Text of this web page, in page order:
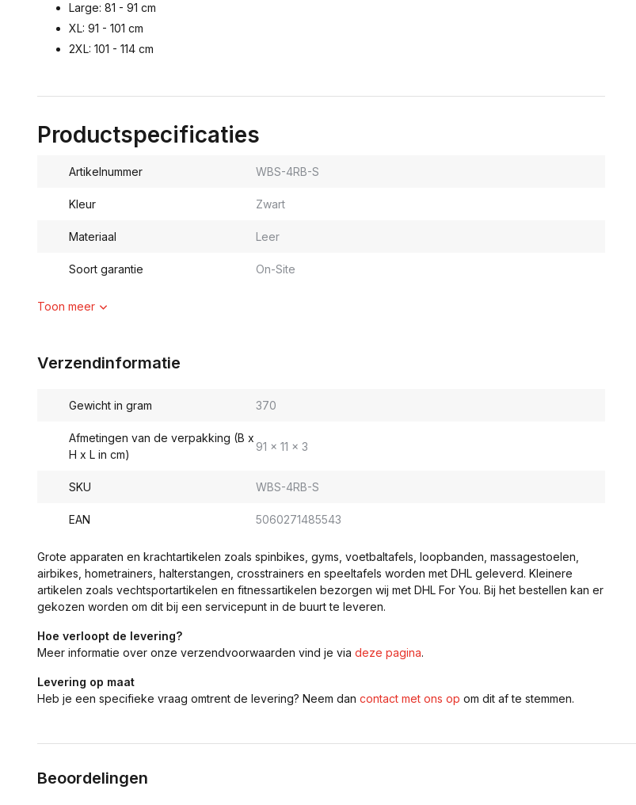
Large: 81 - 91 cm
XL: 91 - 101 cm
2XL: 101 - 114 cm
Productspecificaties
Artikelnummer WBS-4RB-S
Kleur Zwart
Materiaal Leer
Soort garantie On-Site
Toon meer
Verzendinformatie
Gewicht in gram 370
Afmetingen van de verpakking (B x
H x L in cm)
91 x 11 x 3
SKU WBS-4RB-S
EAN 5060271485543
Grote apparaten en krachtartikelen zoals spinbikes, gyms, voetbaltafels, loopbanden, massagestoelen,
airbikes, hometrainers, halterstangen, crosstrainers en speeltafels worden met DHL geleverd. Kleinere
artikelen zoals vechtsportartikelen en fitnessartikelen bezorgen wij met DHL For You. Bij het bestellen kan er
gekozen worden om dit bij een servicepunt in de buurt te leveren.
Hoe verloopt de levering?
Meer informatie over onze verzendvoorwaarden vind je via deze pagina.
Levering op maat
Heb je een specifieke vraag omtrent de levering? Neem dan contact met ons op om dit af te stemmen.
Beoordelingen